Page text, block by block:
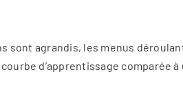
agrandis, les menus
d’apprentissage comparée